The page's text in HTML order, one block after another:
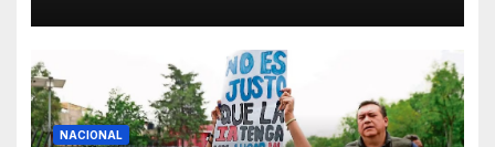
NACIONAL